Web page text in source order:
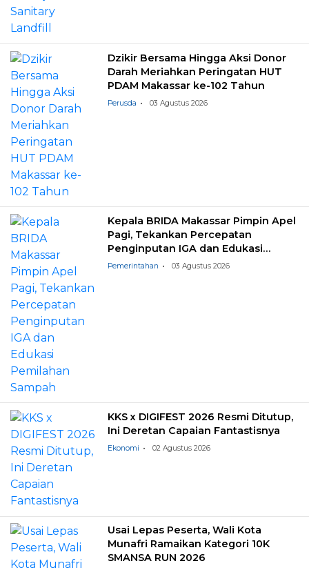
Dzikir Bersama Hingga Aksi Donor
Darah Meriahkan Peringatan HUT
PDAM Makassar ke-102 Tahun
Perusda 03 Agustus 2026
Kepala BRIDA Makassar Pimpin Apel
Pagi, Tekankan Percepatan
Penginputan IGA dan Edukasi
Pemilahan Sampah
Pemerintahan 03 Agustus 2026
KKS x DIGIFEST 2026 Resmi Ditutup,
Ini Deretan Capaian Fantastisnya
Ekonomi 02 Agustus 2026
Usai Lepas Peserta, Wali Kota
Munafri Ramaikan Kategori 10K
SMANSA RUN 2026